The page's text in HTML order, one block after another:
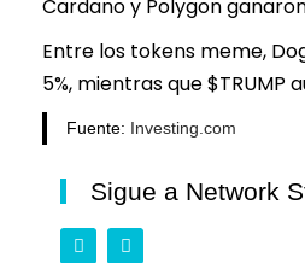
Cardano y Polygon
Entre los tokens meme,
5%, mientras que $TRUMP
Fuente: Investing.com
Sigue a Network